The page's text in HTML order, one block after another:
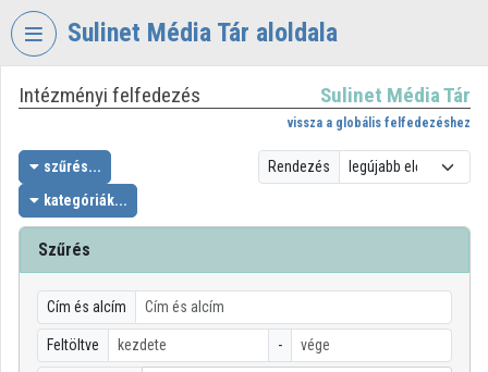
Fejléc kihagyása
Sulinet Média Tár aloldala
VIDEOTORIUM
SULINET
MÉDIA
TÁR
Intézményi kezdőlap
Bejelentkezés
Intézményi felfedezés
Intézményi felfedezés Sulinet Média Tár
vissza a globális felfedezéshez
szűrés...
kategóriák...
Rendezés
Szűrés
Cím és alcím
Feltöltve -